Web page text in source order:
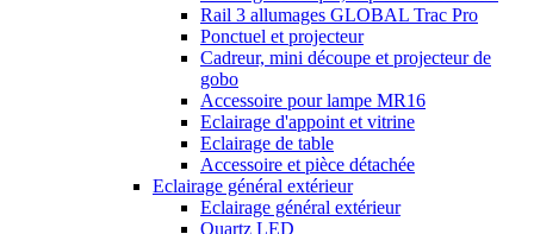
Rail 3 allumages GLOBAL Trac Pro
Ponctuel et projecteur
Cadreur, mini découpe et projecteur de
gobo
Accessoire pour lampe MR16
Eclairage d'appoint et vitrine
Eclairage de table
Accessoire et pièce détachée
Eclairage général extérieur
Eclairage général extérieur
Quartz LED